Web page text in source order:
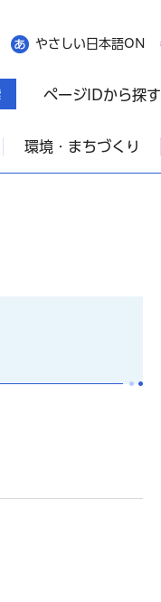
やさしい日本語ON
ページIDから探す
環境・まちづくり